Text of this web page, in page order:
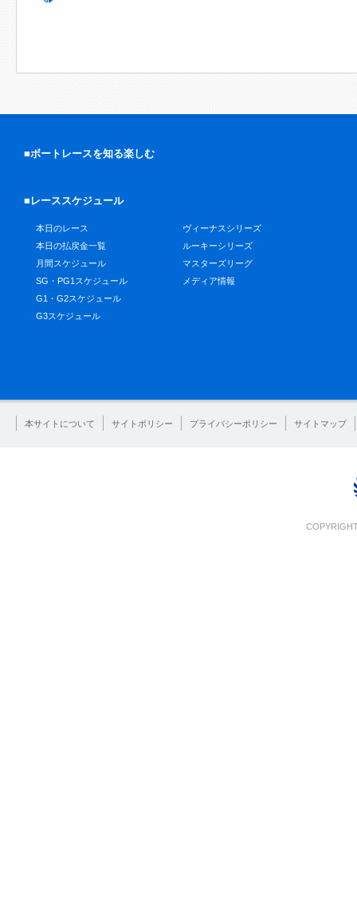
■ボートレースを知る楽しむ
■レーススケジュール
本日のレース
本日の払戻金一覧
月間スケジュール
SG・PG1スケジュール
G1・G2スケジュール
G3スケジュール
ヴィーナスシリーズ
ルーキーシリーズ
マスターズリーグ
メディア情報
本サイトについて サイトポリシー プライバシーポリシー サイトマップ